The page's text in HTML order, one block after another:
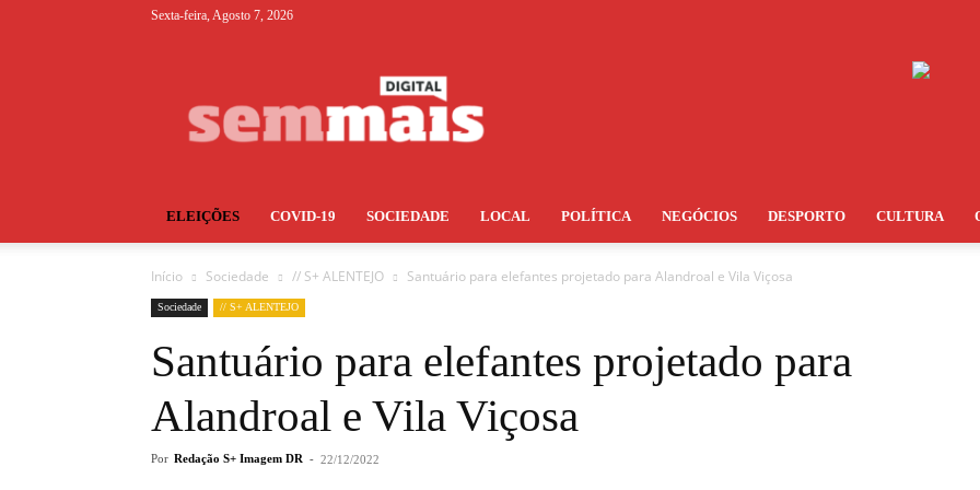
Sexta-feira, Agosto 7, 2026
ELEIÇÕES COVID-19 SOCIEDADE LOCAL POLÍTICA NEGÓCIOS DESPORTO CULTURA
Início Sociedade // S+ ALENTEJO Santuário para elefantes projetado para Alandroal e Vila Viçosa
Sociedade // S+ ALENTEJO
Santuário para elefantes projetado para
Alandroal e Vila Viçosa
Por Redação S+ Imagem DR - 22/12/2022